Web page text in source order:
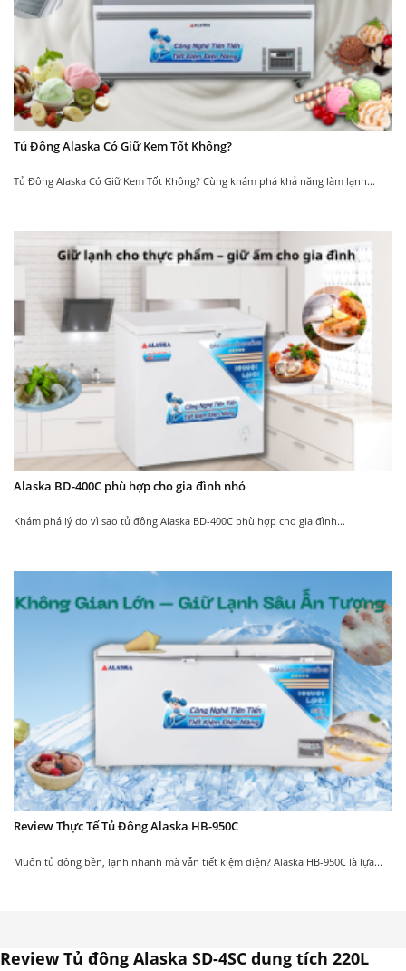
Tủ Đông Alaska Có Giữ Kem Tốt Không?
Tủ Đông Alaska Có Giữ Kem Tốt Không? Cùng khám phá khả năng làm lạnh...
Alaska BD-400C phù hợp cho gia đình nhỏ
Khám phá lý do vì sao tủ đông Alaska BD-400C phù hợp cho gia đình...
Review Thực Tế Tủ Đông Alaska HB-950C
Muốn tủ đông bền, lạnh nhanh mà vẫn tiết kiệm điện? Alaska HB-950C là lựa...
Review Tủ đông Alaska SD-4SC dung tích 220L